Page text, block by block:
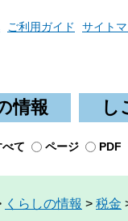
ご利用ガイド サイト
情報 し
べて ページ PDF
くらしの情報 > 税金